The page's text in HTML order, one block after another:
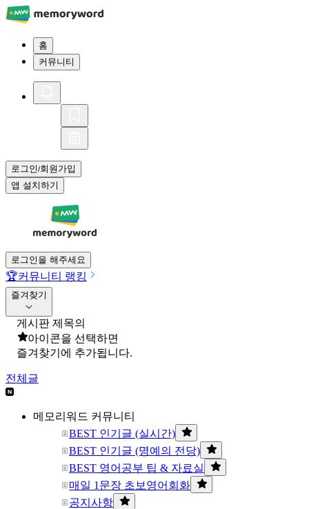
홈
커뮤니티
로그인/회원가입
앱 설치하기
로그인을 해주세요
🏆커뮤니티 랭킹
즐겨찾기
게시판 제목의
아이콘을 선택하면
즐겨찾기에 추가됩니다.
전체글
메모리워드 커뮤니티
BEST 인기글 (실시간)
BEST 인기글 (명예의 전당)
BEST 영어공부 팁 & 자료실
매일 1문장 초보영어회화
공지사항